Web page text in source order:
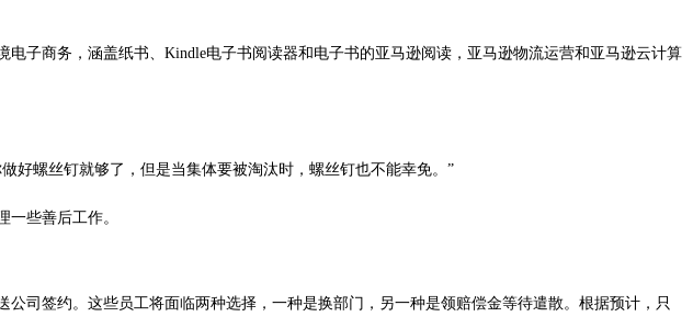
子商务，涵盖纸书、Kindle电子书阅读器和电子书的亚马逊阅读，亚马逊物流运营和亚马逊云计算
好螺丝钉就够了，但是当集体要被淘汰时，螺丝钉也不能幸免。”
些善后工作。
司签约。这些员工将面临两种选择，一种是换部门，另一种是领赔偿金等待遣散。根据预计，只